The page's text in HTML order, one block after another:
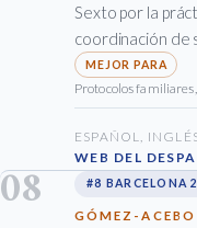
Sexto por la
coordinación de
Protocolos
ESPAÑOL,
WEB DEL
08 #8 BARCELONA
GÓMEZ-